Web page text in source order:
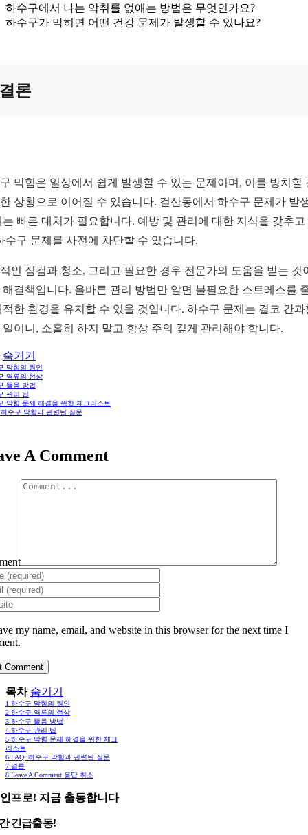
하수구에서 나는 악취를 없애는 방법은 무엇인가요?
하수구가 막히면 어떤 건강 문제가 발생할 수 있나요?
론
막힘은 일상에서 쉽게 발생할 수 있는 문제이며, 이를 방치할
상황으로 이어질 수 있습니다. 걸산동에서 하수구 문제가 발
는 빠른 대처가 필요합니다. 예방 및 관리에 대한 지식을 갖추고
수구 문제를 사전에 차단할 수 있습니다.
인 점검과 청소, 그리고 필요한 경우 전문가의 도움을 받는 것
해결책입니다. 올바른 관리 방법만 알면 불필요한 스트레스를
적한 환경을 유지할 수 있을 것입니다. 하수구 문제는 결코 간과
일이니, 소홀히 하지 말고 항상 주의 깊게 관리해야 합니다.
숨기기
막힘의 원인
역류의 현상
뚫음 방법
관리 팁
막힘 문제 해결을 위한 체크리스트
하수구 막힘과 관련된 질문
A Comment
my name, email, and website in this browser for the next time I
목차 숨기기
1 하수구 막힘의 원인
2 하수구 역류의 현상
3 하수구 뚫음 방법
4 하수구 관리 팁
5 하수구 막힘 문제 해결을 위한 체크
리스트
6 FAQ: 하수구 막힘과 관련된 질문
7 결론
8 Leave A Comment 응답 취소
프로! 지금 출동합니다
긴급출동!